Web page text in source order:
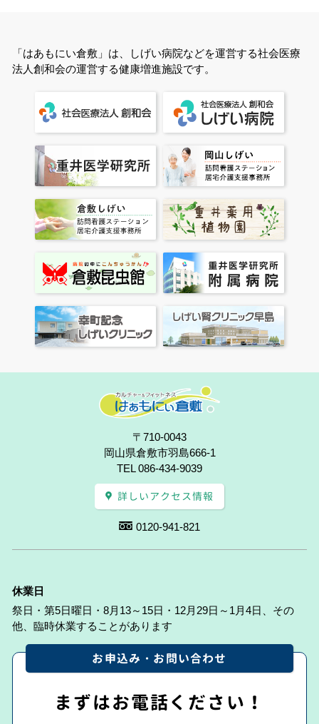
「はあもにい倉敷」は、しげい病院などを運営する社会医療
法人創和会の運営する健康増進施設です。
〒710-0043
岡山県倉敷市羽島666-1
TEL 086-434-9039
詳しいアクセス情報
0120-941-821
休業日
祭日・第5日曜日・8月13～15日・12月29日～1月4日、その
他、臨時休業することがあります
お申込み・お問い合わせ
まずはお電話ください！